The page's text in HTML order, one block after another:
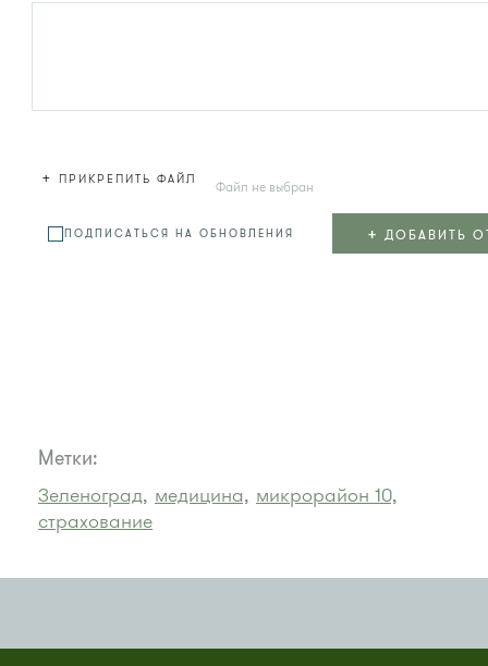
+ ПРИКРЕПИТЬ ФАЙЛ Файл не выбран
ПОДПИСАТЬСЯ НА ОБНОВЛЕНИЯ + ДОБАВИТЬ
Метки:
Зеленоград, медицина, микрорайон 10,
страхование